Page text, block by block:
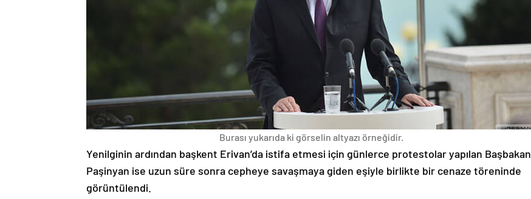
Burası yukarıda ki görselin altyazı örneğidir.
Yenilginin ardından başkent Erivan’da istifa etmesi için günlerce protestolar yapılan Başbakan
Paşinyan ise uzun süre sonra cepheye savaşmaya giden eşiyle birlikte bir cenaze töreninde
görüntülendi.